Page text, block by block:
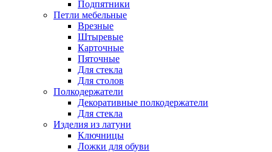
Подпятники
Петли мебельные
Врезные
Штыревые
Карточные
Пяточные
Для стекла
Для столов
Полкодержатели
Декоративные полкодержатели
Для стекла
Изделия из латуни
Ключницы
Ложки для обуви